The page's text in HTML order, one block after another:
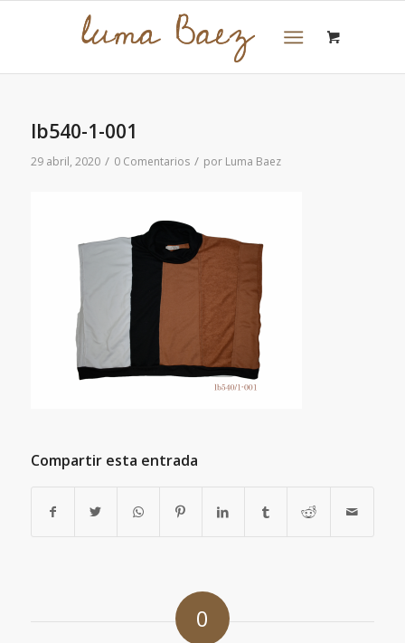
lb540-1-001
29 abril, 2020 / 0 Comentarios / por Luma Baez
Compartir esta entrada
0